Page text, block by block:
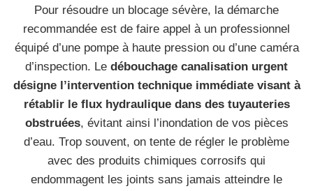
Pour résoudre un blocage sévère, la démarche
recommandée est de faire appel à un professionnel
équipé d’une pompe à haute pression ou d’une caméra
d’inspection. Le débouchage canalisation urgent
désigne l’intervention technique immédiate visant à
rétablir le flux hydraulique dans des tuyauteries
obstruées, évitant ainsi l’inondation de vos pièces
d’eau. Trop souvent, on tente de régler le problème
avec des produits chimiques corrosifs qui
endommagent les joints sans jamais atteindre le